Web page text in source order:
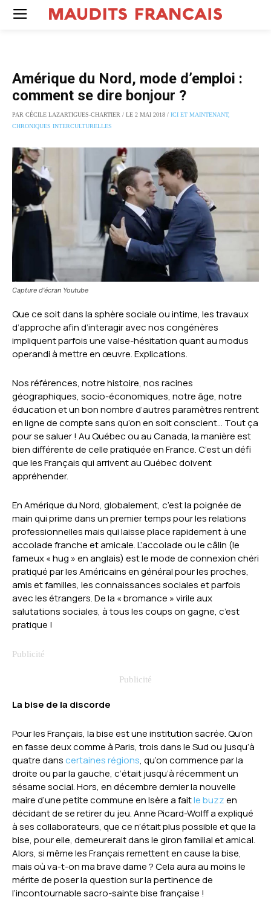
Amérique du Nord, mode d’emploi :
comment se dire bonjour ?
PAR CÉCILE LAZARTIGUES-CHARTIER / LE 2 MAI 2018 / ICI ET MAINTENANT,
CHRONIQUES INTERCULTURELLES
Capture d'écran Youtube
Que ce soit dans la sphère sociale ou intime, les travaux
d’approche afin d’interagir avec nos congénères
impliquent parfois une valse-hésitation quant au modus
operandi à mettre en œuvre. Explications.
Nos références, notre histoire, nos racines
géographiques, socio-économiques, notre âge, notre
éducation et un bon nombre d’autres paramètres rentrent
en ligne de compte sans qu’on en soit conscient… Tout ça
pour se saluer ! Au Québec ou au Canada, la manière est
bien différente de celle pratiquée en France. C’est un défi
que les Français qui arrivent au Québec doivent
appréhender.
En Amérique du Nord, globalement, c’est la poignée de
main qui prime dans un premier temps pour les relations
professionnelles mais qui laisse place rapidement à une
accolade franche et amicale. L’accolade ou le câlin (le
fameux « hug » en anglais) est le mode de connexion chéri
pratiqué par les Américains en général pour les proches,
amis et familles, les connaissances sociales et parfois
avec les étrangers. De la « bromance » virile aux
salutations sociales, à tous les coups on gagne, c’est
pratique !
La bise de la discorde
Pour les Français, la bise est une institution sacrée. Qu’on
en fasse deux comme à Paris, trois dans le Sud ou jusqu’à
quatre dans certaines régions, qu’on commence par la
droite ou par la gauche, c’était jusqu’à récemment un
sésame social. Hors, en décembre dernier la nouvelle
maire d’une petite commune en Isère a faitle buzzen
décidant de se retirer du jeu. Anne Picard-Wolff a expliqué
à ses collaborateurs, que ce n’était plus possible et que la
bise, pour elle, demeurerait dans le giron familial et amical.
Alors, si même les Français remettent en cause la bise,
mais où va-t-on ma brave dame ? Cela aura au moins le
mérite de poser la question sur la pertinence de
l’incontournable sacro-sainte bise française !